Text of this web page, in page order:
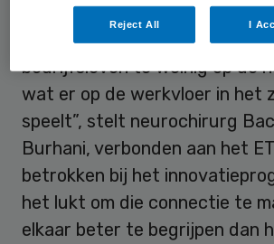
goed op de hoogte zijn van
de zorg. Andersom geldt dat
bedrijfsleven te weinig op de
wat er op de werkvloer in het
speelt”, stelt neurochirurg
Burhani, verbonden aan het
betrokken bij het
het lukt om die connectie te
elkaar beter te begrijpen dan
Reject All I